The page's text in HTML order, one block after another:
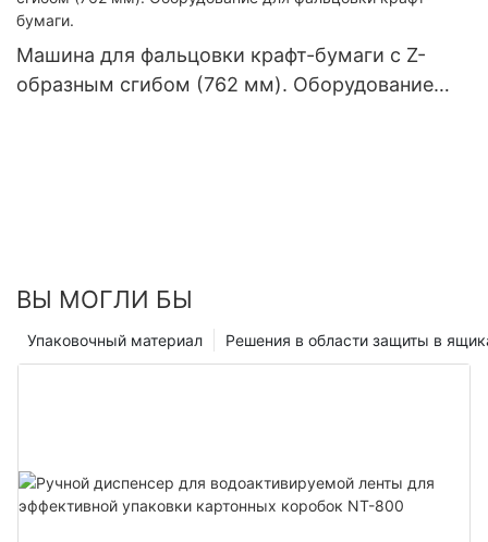
Машина для фальцовки крафт-бумаги с Z-
образным сгибом (762 мм). Оборудование
ВЫ МОГЛИ БЫ
Решения в области защиты в
Упаковочный материал